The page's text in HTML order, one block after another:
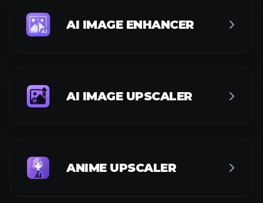
AI IMAGE ENHANCER
AI IMAGE UPSCALER
ANIME UPSCALER